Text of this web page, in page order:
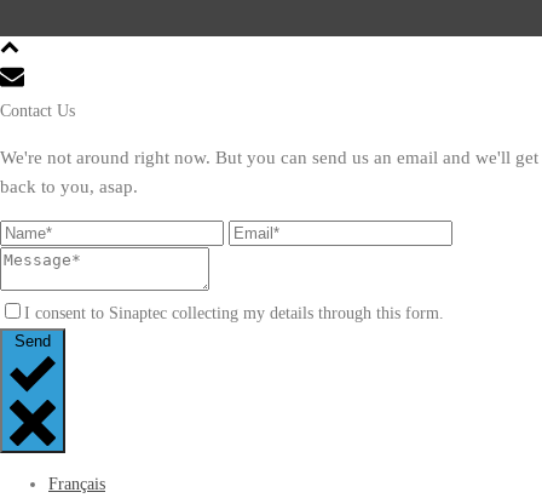
Contact Us
We're not around right now. But you can send us an email and we'll get
back to you, asap.
I consent to Sinaptec collecting my details through this form.
Send
Français